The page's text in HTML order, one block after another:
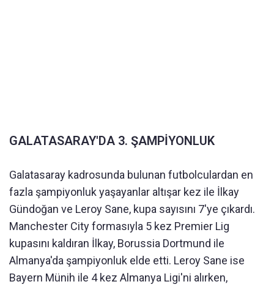
GALATASARAY'DA 3. ŞAMPİYONLUK
Galatasaray kadrosunda bulunan futbolculardan en
fazla şampiyonluk yaşayanlar altışar kez ile İlkay
Gündoğan ve Leroy Sane, kupa sayısını 7'ye çıkardı.
Manchester City formasıyla 5 kez Premier Lig
kupasını kaldıran İlkay, Borussia Dortmund ile
Almanya'da şampiyonluk elde etti. Leroy Sane ise
Bayern Münih ile 4 kez Almanya Ligi'ni alırken,